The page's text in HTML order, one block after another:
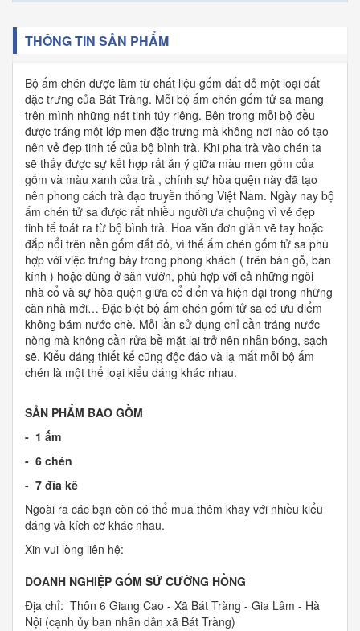
THÔNG TIN SẢN PHẨM
Bộ ấm chén được làm từ chất liệu gốm đất đỏ một loại đất
đặc trưng của Bát Tràng. Mỗi bộ ấm chén gốm tử sa mang
trên mình những nét tinh túy riêng. Bên trong mỗi bộ đều
được tráng một lớp men đặc trưng mà không nơi nào có tạo
nên vẻ đẹp tinh tế của bộ bình trà. Khi pha trà vào chén ta
sẽ thấy được sự kết hợp rất ăn ý giữa màu men gốm của
gốm và màu xanh của trà , chính sự hòa quện này đã tạo
nên phong cách trà đạo truyền thống Việt Nam. Ngày nay bộ
ấm chén tử sa được rất nhiều người ưa chuộng vì vẻ đẹp
tinh tế toát ra từ bộ bình trà. Hoa văn đơn giản vẽ tay hoặc
đắp nổi trên nền gốm đất đỏ, vì thế ấm chén gốm tử sa phù
hợp với việc trưng bày trong phòng khách ( trên bàn gỗ, bàn
kính ) hoặc dùng ở sân vườn, phù hợp với cả những ngôi
nhà cổ và sự hòa quện giữa cổ điển và hiện đại trong những
căn nhà mới… Đặc biệt bộ ấm chén gốm tử sa có ưu điểm
không bám nước chè. Mỗi lần sử dụng chỉ cần tráng nước
nòng mà không cần rửa bề mặt lại trở nên nhẵn bóng, sạch
sẽ. Kiểu dáng thiết kế cũng độc đáo và lạ mắt mỗi bộ ấm
chén là một thể loại kiểu dáng khác nhau.
SẢN PHẨM BAO GỒM
- 1 ấm
- 6 chén
- 7 đĩa kê
Ngoài ra các bạn còn có thể mua thêm khay với nhiều kiểu
dáng và kích cỡ khác nhau.
Xin vui lòng liên hệ:
DOANH NGHIỆP GỐM SỨ CƯỜNG HỒNG
Địa chỉ: Thôn 6 Giang Cao - Xã Bát Tràng - Gia Lâm - Hà
Nội (cạnh ủy ban nhân dân xã Bát Tràng)